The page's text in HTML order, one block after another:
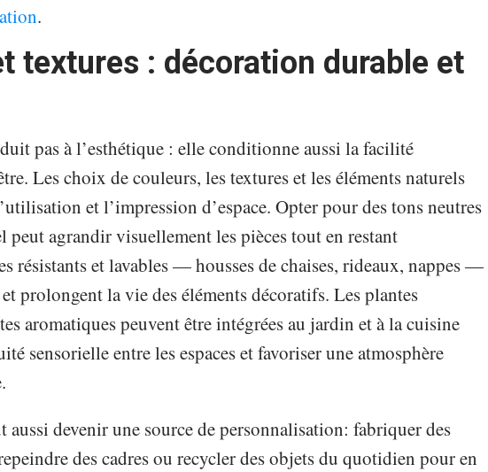
.
textures : décoration durable et
pas à l’esthétique : elle conditionne aussi la facilité
Les choix de couleurs, les textures et les éléments naturels
et l’impression d’espace. Opter pour des tons neutres
peut agrandir visuellement les pièces tout en restant
résistants et lavables — housses de chaises, rideaux, nappes —
prolongent la vie des éléments décoratifs. Les plantes
aromatiques peuvent être intégrées au jardin et à la cuisine
sensorielle entre les espaces et favoriser une atmosphère
aussi devenir une source de personnalisation: fabriquer des
des cadres ou recycler des objets du quotidien pour en